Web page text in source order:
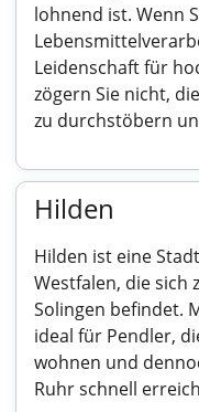
lohnend ist. Wenn
Leidenschaft für
zögern Sie nicht,
zu durchstöbern
Hilden
Hilden ist eine
Westfalen, die sich
Solingen befindet.
ideal für Pendler,
wohnen und
Ruhr schnell